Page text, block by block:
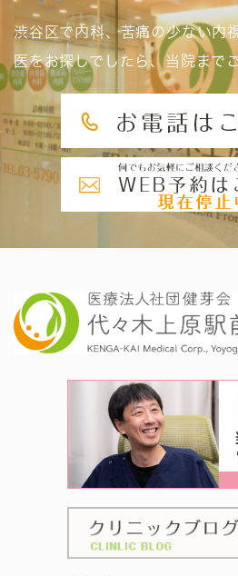
渋谷区で内科、苦痛の少ない内
医をお探しでしたら、当院まで